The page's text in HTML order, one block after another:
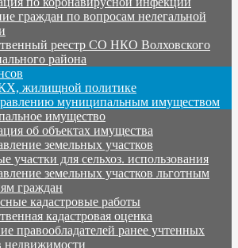
граждан по вопросам нелегальной
реестр СО НКО Волховского
района
жилищной политике
муниципальным имуществом
имущество
об объектах имущества
земельных участков
участки для сельхоз. использования
земельных участков льготным
граждан
кадастровые работы
кадастровая оценка
правообладателей ранее учтенных
недвижимости